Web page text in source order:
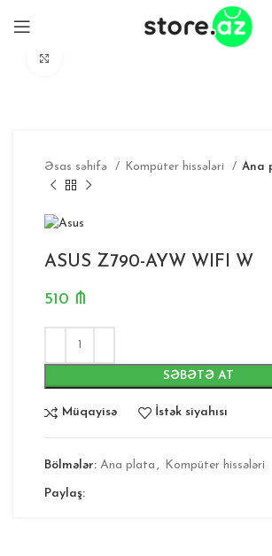
Əsas səhifə Kompüter hissələri Ana
ASUS Z790-AYW WIFI W
510 ₼
SƏBƏTƏ AT
Müqayisə İstək siyahısı
Bölmələr: Ana plata , Kompüter hissələri
Paylaş: